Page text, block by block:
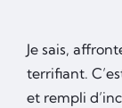
Je sais,
terrifiant.
et rempli